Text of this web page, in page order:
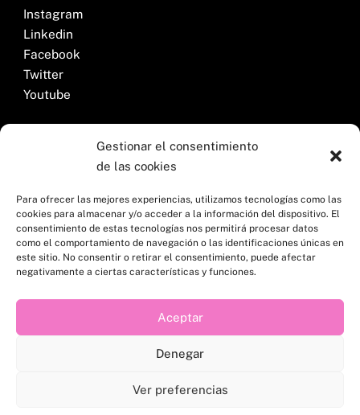
Gestionar el consentimiento
de las cookies
Para ofrecer las mejores experiencias, utilizamos tecnologías como las
cookies para almacenar y/o acceder a la información del dispositivo. El
consentimiento de estas tecnologías nos permitirá procesar datos
como el comportamiento de navegación o las identificaciones únicas en
este sitio. No consentir o retirar el consentimiento, puede afectar
negativamente a ciertas características y funciones.
Aceptar
Denegar
Ver preferencias
Instagram
Linkedin
Facebook
Twitter
Youtube
Política de privacidad
Política de cookies (UE)